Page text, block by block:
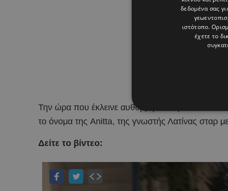
Την ώρα που έκλεινε αυθόρμητα το φακό, οι
το όνομα της Anitta, της γνωστής Λατίνας σταρ
Δείτε το βίντεο:
δεδομένα σας
ιστότοπο.
έχετε το